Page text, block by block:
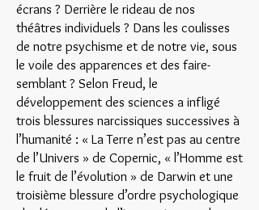
écrans ? Derrière le rideau de nos
théâtres individuels ? Dans les coulisses
de notre psychisme et de notre vie, sous
le voile des apparences et des faire-
semblant ? Selon Freud, le
développement des sciences a infligé
trois blessures narcissiques successives à
l’humanité : « La Terre n’est pas au centre
de l’Univers » de Copernic, « l’Homme est
le fruit de l’évolution » de Darwin et une
troisième blessure d’ordre psychologique